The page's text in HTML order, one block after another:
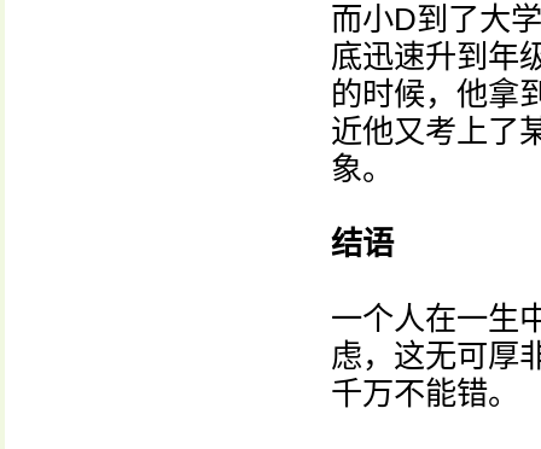
而小D到了大
底迅速升到年
的时候，他拿
近他又考上了
象。
结语
一个人在一生
虑，这无可厚
千万不能错。